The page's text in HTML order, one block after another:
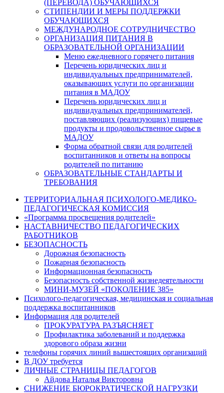
(ПЕРЕВОДА) ОБУЧАЮЩИХСЯ
СТИПЕНДИИ И МЕРЫ ПОДДЕРЖКИ
ОБУЧАЮЩИХСЯ
МЕЖДУНАРОДНОЕ СОТРУДНИЧЕСТВО
ОРГАНИЗАЦИЯ ПИТАНИЯ В
ОБРАЗОВАТЕЛЬНОЙ ОРГАНИЗАЦИИ
Меню ежедневного горячего питания
Перечень юридических лиц и
индивидуальных предпринимателей,
оказывающих услуги по организации
питания в МАДОУ
Перечень юридических лиц и
индивидуальных предпринимателей,
поставляющих (реализующих) пищевые
продукты и продовольственное сырье в
МАДОУ
Форма обратной связи для родителей
воспитанников и ответы на вопросы
родителей по питанию
ОБРАЗОВАТЕЛЬНЫЕ СТАНДАРТЫ И
ТРЕБОВАНИЯ
ТЕРРИТОРИАЛЬНАЯ ПСИХОЛОГО-МЕДИКО-
ПЕДАГОГИЧЕСКАЯ КОМИССИЯ
«Программа просвещения родителей»
НАСТАВНИЧЕСТВО ПЕДАГОГИЧЕСКИХ
РАБОТНИКОВ
БЕЗОПАСНОСТЬ
Дорожная безопасность
Пожарная безопасность
Информационная безопасность
Безопасность собственной жизнедеятельности
МИНИ-МУЗЕЙ «ПОКОЛЕНИЕ 385»
Психолого-педагогическая, медицинская и социальная
поддержка воспитанников
Информация для родителей
ПРОКУРАТУРА РАЗЪЯСНЯЕТ
Профилактика заболеваний и поддержка
здорового образа жизни
телефоны горячих линий вышестоящих организаций
В ДОУ требуется
ЛИЧНЫЕ СТРАНИЦЫ ПЕДАГОГОВ
Айдова Наталья Викторовна
СНИЖЕНИЕ БЮРОКРАТИЧЕСКОЙ НАГРУЗКИ